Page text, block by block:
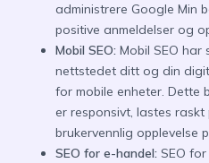
administrere Google Min
positive anmeldelser og
Mobil SEO: Mobil SEO har
nettstedet ditt og din
for mobile enheter. Dette
er responsivt, lastes
brukervennlig opplevelse
SEO for e-handel: SEO